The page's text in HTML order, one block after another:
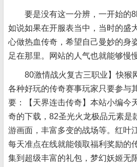
要是没有这一分辨，一开始的8l
如说如果在开服表当中，当时的盛
心做热血传奇，希望自己曼妙的身
足在那里。网站的人气也就能够慢
80激情战火复古三职业】快猴
各种好玩的传奇赛事玩家只要参与
要：【天界连击传奇】本站小编今
奇的下载，82圣光火龙极品元素是
游画面，丰富多变的战场等。红叶
每天准点在线就能领取福利奖励的
集到超级丰富的礼包，梦幻妖姬无